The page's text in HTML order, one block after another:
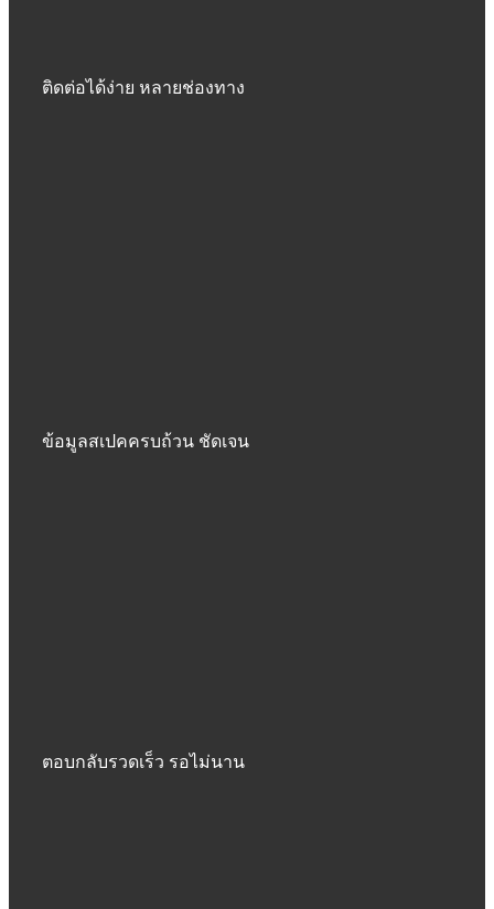
ติดต่อได้ง่าย หลายช่องทาง
ข้อมูลสเปคครบถ้วน ชัดเจน
ตอบกลับรวดเร็ว รอไม่นาน